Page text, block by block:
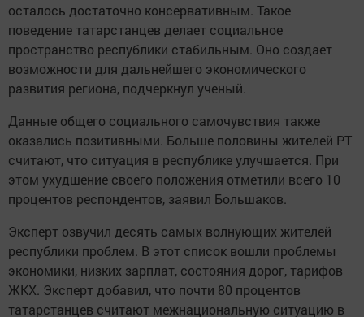
осталось достаточно консервативным. Такое
поведение татарстанцев делает социальное
пространство республики стабильным. Оно создает
возможности для дальнейшего экономического
развития региона, подчеркнул ученый.
Данные общего социального самочувствия также
оказались позитивными. Больше половины жителей РТ
считают, что ситуация в республике улучшается. При
этом ухудшение своего положения отметили всего 10
процентов респондентов, заявил Большаков.
Эксперт озвучил десять самых волнующих жителей
республики проблем. В этот список вошли проблемы
экономики, низких зарплат, состояния дорог, тарифов
ЖКХ. Эксперт добавил, что почти 80 процентов
татарстанцев считают межнациональную ситуацию в